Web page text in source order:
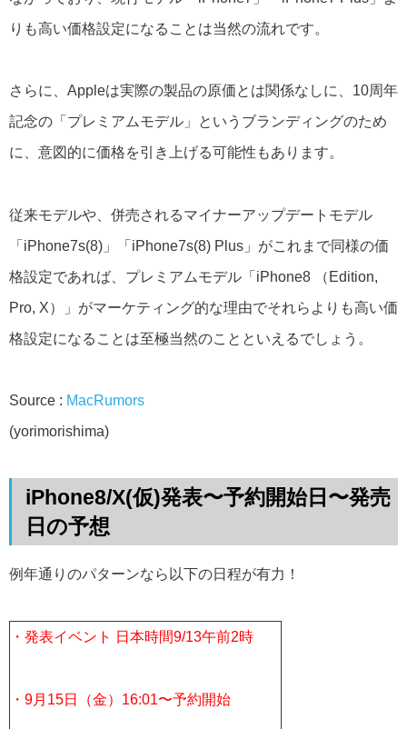
りも高い価格設定になることは当然の流れです。
さらに、Appleは実際の製品の原価とは関係なしに、10周年
記念の「プレミアムモデル」というブランディングのため
に、意図的に価格を引き上げる可能性もあります。
従来モデルや、併売されるマイナーアップデートモデル
「iPhone7s(8)」「iPhone7s(8) Plus」がこれまで同様の価
格設定であれば、プレミアムモデル「iPhone8 （Edition,
Pro, X）」がマーケティング的な理由でそれらよりも高い価
格設定になることは至極当然のことといえるでしょう。
Source : MacRumors
(yorimorishima)
iPhone8/X(仮)発表〜予約開始日〜発売
日の予想
例年通りのパターンなら以下の日程が有力！
・発表イベント 日本時間9/13午前2時
・9月15日（金）16:01〜予約開始